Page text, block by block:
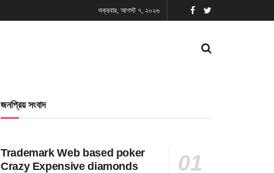
শুক্রবার, আগস্ট ৭, ২০২৬
জনপ্রিয় সংবাদ
Trademark Web based poker
Crazy Expensive diamonds